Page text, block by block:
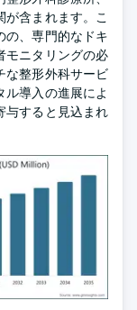
が含まれます。こ
の、専門的なドキ
モニタリングの必
な整形外科サービ
導入の進展によ
与すると見込まれ